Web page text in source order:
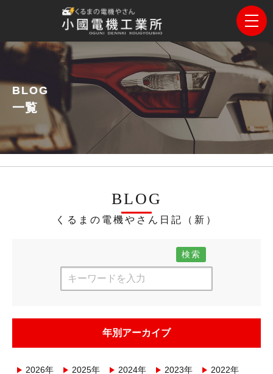
BLOG
一覧
BLOG
くるまの電機やさん日記（新）
検索
年別アーカイブ
2026年 2025年 2024年 2023年 2022年